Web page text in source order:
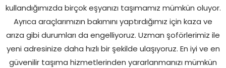
kullandığımızda birçok eşyanızı taşımamız mümkün oluyor.
Ayrıca araçlarımızın bakımını yaptırdığımız için kaza ve
arıza gibi durumları da engelliyoruz. Uzman şoförlerimiz ile
yeni adresinize daha hızlı bir şekilde ulaşıyoruz. En iyi ve en
güvenilir taşıma hizmetlerinden yararlanmanızı mümkün